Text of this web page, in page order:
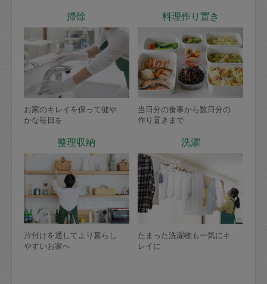
掃除
お家のキレイを保って健や
かな毎日を
料理作り置き
当日分の食事から数日分の
作り置きまで
整理収納
片付けを通してより暮らし
やすいお家へ
洗濯
たまった洗濯物も一気にキ
レイに